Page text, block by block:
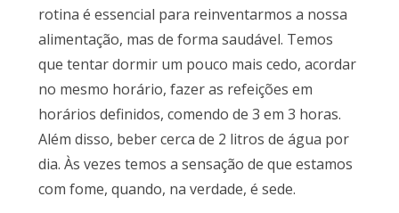
rotina é essencial para reinventarmos a nossa
alimentação, mas de forma saudável. Temos
que tentar dormir um pouco mais cedo, acordar
no mesmo horário, fazer as refeições em
horários definidos, comendo de 3 em 3 horas.
Além disso, beber cerca de 2 litros de água por
dia. Às vezes temos a sensação de que estamos
com fome, quando, na verdade, é sede.